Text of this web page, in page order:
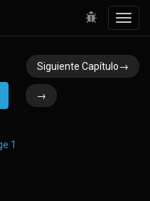
Siguiente Capítulo→
→